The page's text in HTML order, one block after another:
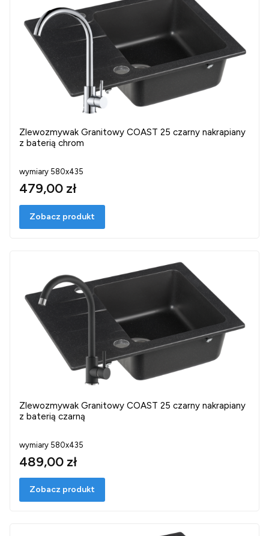
Zlewozmywak Granitowy COAST 25 czarny nakrapiany
z baterią chrom
wymiary 580x435
479,00 zł
Zobacz produkt
Zlewozmywak Granitowy COAST 25 czarny nakrapiany
z baterią czarną
wymiary 580x435
489,00 zł
Zobacz produkt